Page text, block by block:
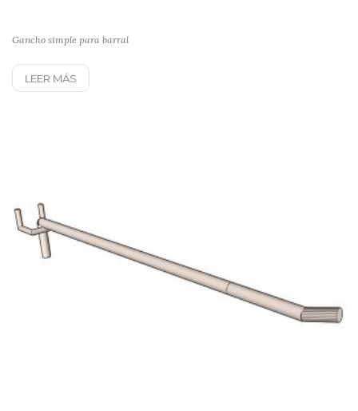
Gancho simple para barral
LEER MÁS